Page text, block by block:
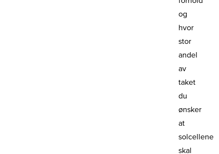
og
hvor
stor
andel
av
taket
du
ønsker
at
solcellene
skal